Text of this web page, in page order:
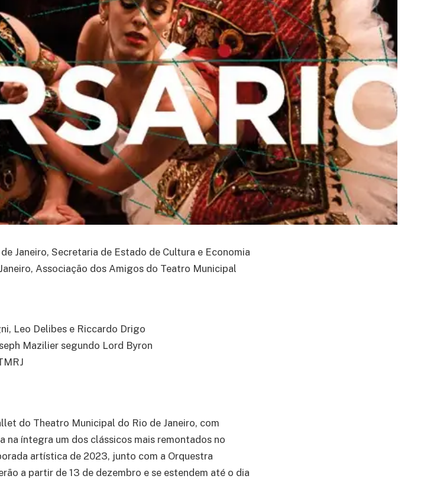
Janeiro, Secretaria de Estado de Cultura e Economia
Associação dos Amigos do Teatro Municipal
Leo Delibes e Riccardo Drigo
Mazilier segundo Lord Byron
do Theatro Municipal do Rio de Janeiro, com
na íntegra um dos clássicos mais remontados no
artística de 2023, junto com a Orquestra
a partir de 13 de dezembro e se estendem até o dia